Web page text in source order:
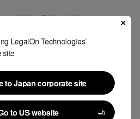
LegalOn Technologies’
site
to Japan corporate site
to Japan corporate site
to US website
ど、組織の実務を人とAIがともに
が提供
ウェブサイトへ
ウェブサイトへ